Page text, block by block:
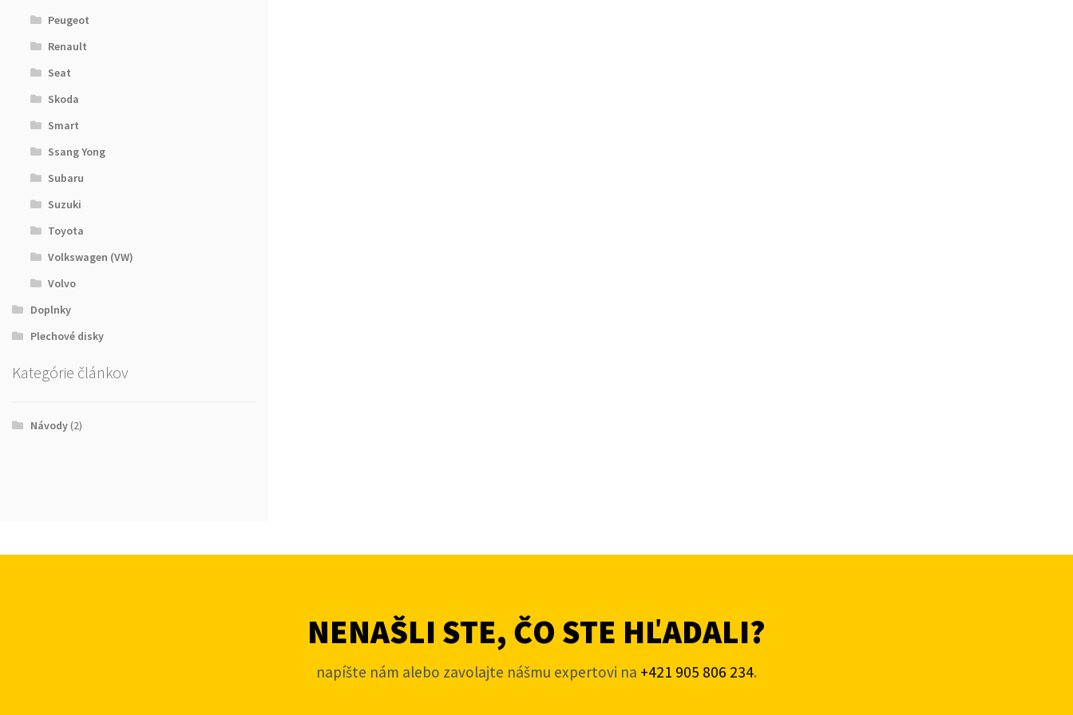
Peugeot
Renault
Seat
Skoda
Smart
Ssang Yong
Subaru
Suzuki
Toyota
Volkswagen (VW)
Volvo
Doplnky
Plechové disky
Kategórie článkov
Návody(2)
NENAŠLI STE, ČO STE HĽADALI?
napíšte nám alebo zavolajte nášmu expertovi na +421 905 806 234.